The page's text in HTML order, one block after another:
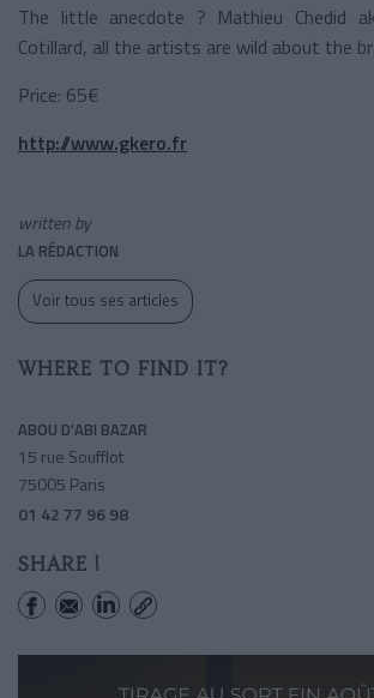
The little anecdote ? Mathieu Chedid
Cotillard, all the artists are wild about the
Price: 65€
http://www.gkero.fr
written by
LA RÉDACTION
Voir tous ses articles
WHERE TO FIND IT?
ABOU D'ABI BAZAR
15 rue Soufflot
75005 Paris
01 42 77 96 98
SHARE !